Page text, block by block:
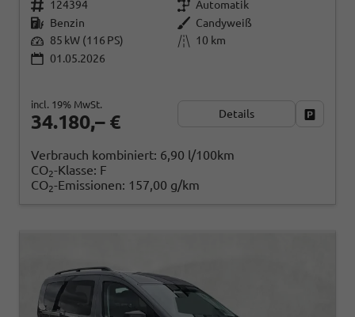
124394
Automatik
Benzin
Candyweiß
85 kW (116 PS)
10 km
01.05.2026
34.180,– €
incl. 19% MwSt.
Details
Verbrauch kombiniert: 6,90 l/100km
CO2-Klasse: F
CO2-Emissionen: 157,00 g/km